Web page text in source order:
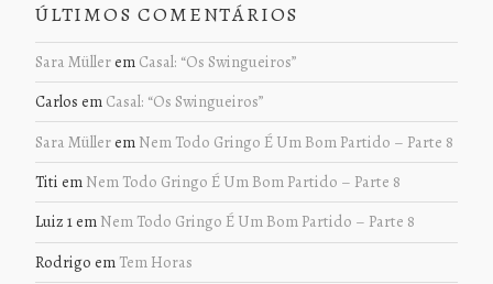
ÚLTIMOS COMENTÁRIOS
Sara Müllerem Casal: “Os Swingueiros”
Carlos em Casal: “Os Swingueiros”
Sara Müllerem Nem Todo Gringo É Um Bom Partido – Parte 8
Titi em Nem Todo Gringo É Um Bom Partido – Parte 8
Luiz 1em Nem Todo Gringo É Um Bom Partido – Parte 8
Rodrigo em Tem Horas